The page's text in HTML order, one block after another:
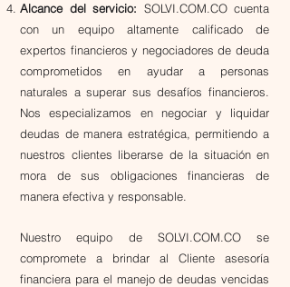
Alcance del servicio: SOLVI.COM.CO cuenta
con un equipo altamente calificado de
expertos financieros y negociadores de deuda
comprometidos en ayudar a personas
naturales a superar sus desafíos financieros.
Nos especializamos en negociar y liquidar
deudas de manera estratégica, permitiendo a
nuestros clientes liberarse de la situación en
mora de sus obligaciones financieras de
manera efectiva y responsable.​​
Nuestro equipo de SOLVI.COM.CO se
compromete a brindar al Cliente asesoría
financiera para el manejo de deudas vencidas